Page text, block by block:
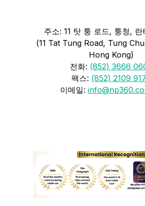
주소: 11 탓 퉁 로드, 퉁청,
(11 Tat Tung Road, Tung
Hong Kong)
전화: (852) 3666
팩스: (852) 2109
이메일: